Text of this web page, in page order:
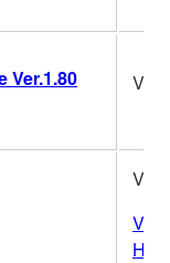
Ver.1.80